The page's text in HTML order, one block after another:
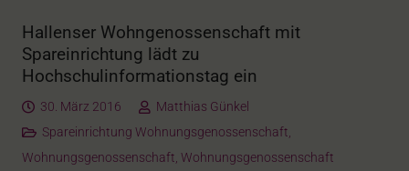
Hallenser Wohngenossenschaft mit
Spareinrichtung lädt zu
Hochschulinformationstag ein
30. März 2016
Matthias Günkel
Spareinrichtung Wohnungsgenossenschaft,
Wohnungsgenossenschaft, Wohnungsgenossenschaft